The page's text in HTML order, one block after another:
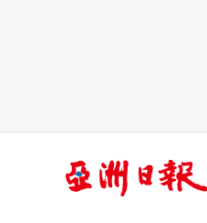
亚
洲
日